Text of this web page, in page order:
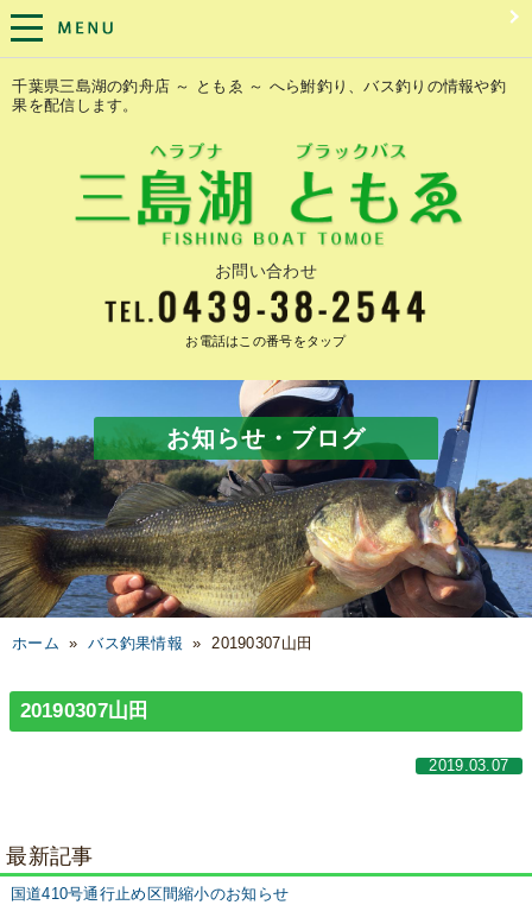
千葉県三島湖の釣舟店 ～ ともゑ ～ へら鮒釣り、バス釣りの情報や釣
果を配信します。
お問い合わせ
お電話はこの番号をタップ
お知らせ・ブログ
ホーム »バス釣果情報 »20190307山田
20190307山田
2019.03.07
最新記事
国道410号通行止め区間縮小のお知らせ